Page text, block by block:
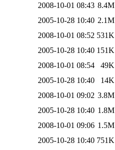
2008-10-01 08:43 8.4M
2005-10-28 10:40 2.1M
2008-10-01 08:52 531K
2005-10-28 10:40 151K
2008-10-01 08:54
49K
2005-10-28 10:40
14K
2008-10-01 09:02 3.8M
2005-10-28 10:40 1.8M
2008-10-01 09:06 1.5M
2005-10-28 10:40 751K